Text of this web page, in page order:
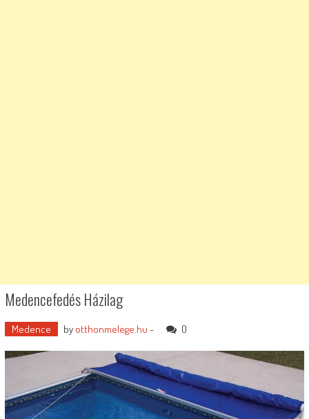
Medencefedés Házilag
Medence by otthonmelege.hu - 0